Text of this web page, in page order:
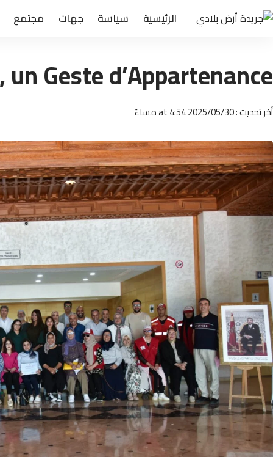
الرئيسية سياسة جهات مجتمع
Geste d’Appartenance
أخر تحديث : 2025/05/30 at 4:54 مساءً